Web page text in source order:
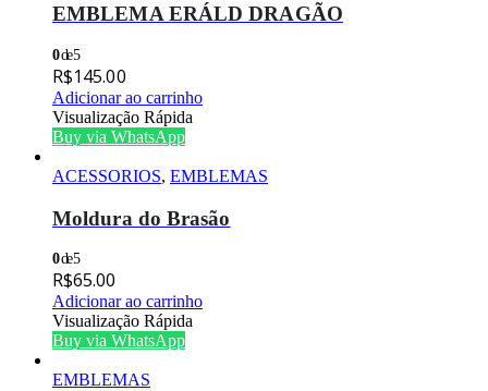
EMBLEMA ERÁLD DRAGÃO
0de 5
R$145.00
Adicionar ao carrinho
Visualização Rápida
Buy via WhatsApp
ACESSORIOS, EMBLEMAS
Moldura do Brasão
0de 5
R$65.00
Adicionar ao carrinho
Visualização Rápida
Buy via WhatsApp
EMBLEMAS